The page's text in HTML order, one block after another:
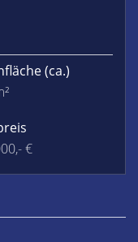
(ca.)
€